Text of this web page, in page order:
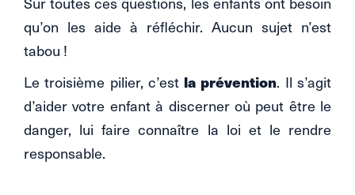
qu’on les aide à réfléchir. Aucun sujet n’est
tabou !
Le troisième pilier, c’est la prévention. Il s’agit
d’aider votre enfant à discerner où peut être le
danger, lui faire connaître la loi et le rendre
responsable.